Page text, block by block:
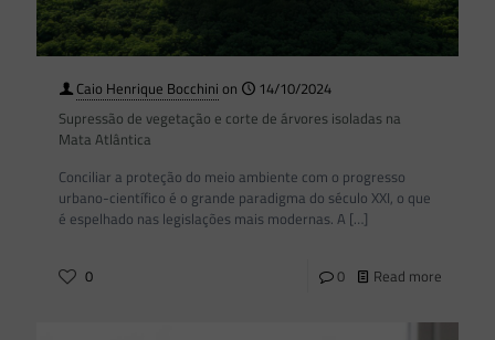
Caio Henrique Bocchini on
14/10/2024
Supressão de vegetação e corte de árvores isoladas na
Mata Atlântica
Conciliar a proteção do meio ambiente com o progresso
urbano-científico é o grande paradigma do século XXI, o que
é espelhado nas legislações mais modernas. A […]
0 0 Read more